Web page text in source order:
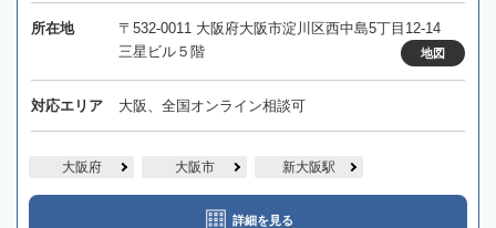
所在地
〒532-0011 大阪府大阪市淀川区西中島5丁目12-14
三星ビル５階
地図
対応エリア 大阪、全国オンライン相談可
大阪府 大阪市 新大阪駅
詳細を見る